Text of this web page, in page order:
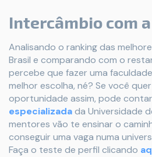
Intercâmbio com a
Analisando o ranking das
Brasil e comparando com o
percebe que fazer uma
melhor escolha, né? Se você
oportunidade assim, pode
especializadada Universidade
mentores vão te ensinar o
conseguir uma vaga numa
Faça o teste de perfil clicando